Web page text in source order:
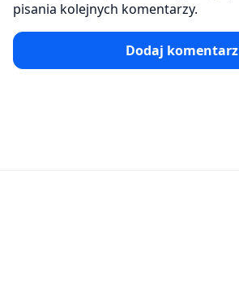
pisania kolejnych komentarzy.
Dodaj komentarz